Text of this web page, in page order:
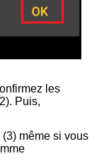
les
2). Puis,
(3) même si vous